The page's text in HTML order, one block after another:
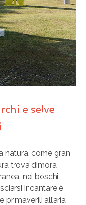
e selve
natura, come gran
trova dimora
nei boschi,
incantare è
all’aria